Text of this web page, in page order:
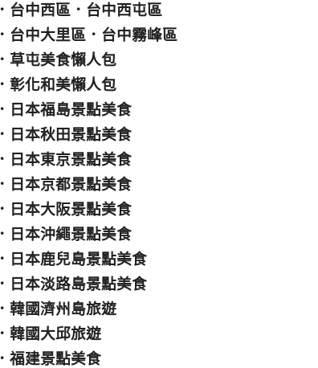
． 台中西區 ． 台中西屯區
． 台中大里區 ． 台中霧峰區
． 草屯美食懶人包
．彰化和美懶人包
． 日本福島景點美食
． 日本秋田景點美食
． 日本東京景點美食
． 日本京都景點美食
． 日本大阪景點美食
． 日本沖繩景點美食
． 日本鹿兒島景點美食
． 日本淡路島景點美食
．韓國濟州島旅遊
．韓國大邱旅遊
．福建景點美食